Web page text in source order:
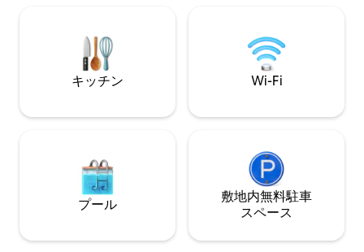
り、あなたの滞在をより快適にするため
のインサイダーのヒントをいつでもメッ
セージでお送りします。 空いているうち
に今すぐ予約してください！
ンタウンの最高級
く。カップル、エ
行に最適な隠れ家
キッチン Wi-Fi
プール
敷地内無料駐⁠車
ス⁠ペ⁠ー⁠ス